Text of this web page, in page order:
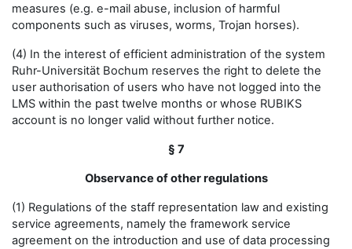
measures (e.g. e-mail abuse, inclusion of harmful
components such as viruses, worms, Trojan horses).
(4) In the interest of efficient administration of the system
Ruhr-Universität Bochum reserves the right to delete the
user authorisation of users who have not logged into the
LMS within the past twelve months or whose RUBIKS
account is no longer valid without further notice.
§ 7
Observance of other regulations
(1) Regulations of the staff representation law and existing
service agreements, namely the framework service
agreement on the introduction and use of data processing